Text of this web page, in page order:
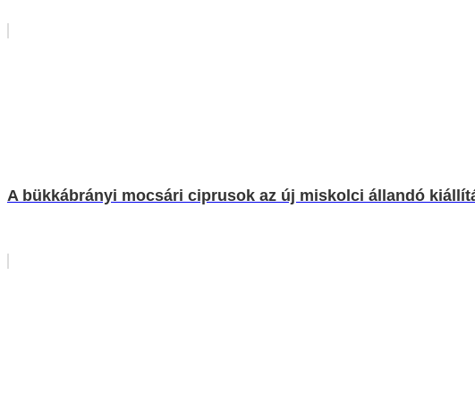
A bükkábrányi mocsári ciprusok az új miskolci állandó